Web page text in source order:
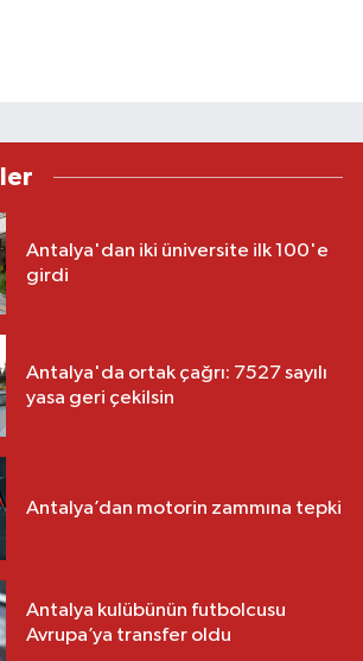
Antalya'dan iki üniversite ilk 100'e
girdi
Antalya'da ortak çağrı: 7527 sayılı
yasa geri çekilsin
Antalya’dan motorin zammına tepki
Antalya kulübünün futbolcusu
Avrupa’ya transfer oldu